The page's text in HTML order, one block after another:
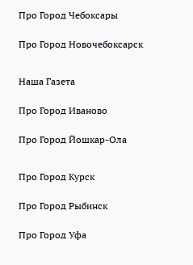
Про Город Чебоксары
Про Город Новочебоксарск
Наша Газета
Про Город Иваново
Про Город Йошкар-Ола
Про Город Курск
Про Город Рыбинск
Про Город Уфа